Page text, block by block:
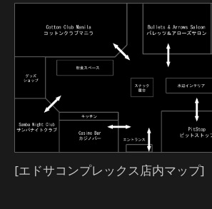
[エドサコンプレックス店内マップ]